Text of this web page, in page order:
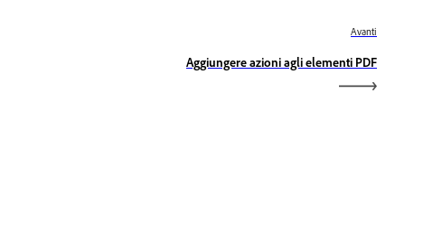
Avanti
Aggiungere azioni agli elementi PDF